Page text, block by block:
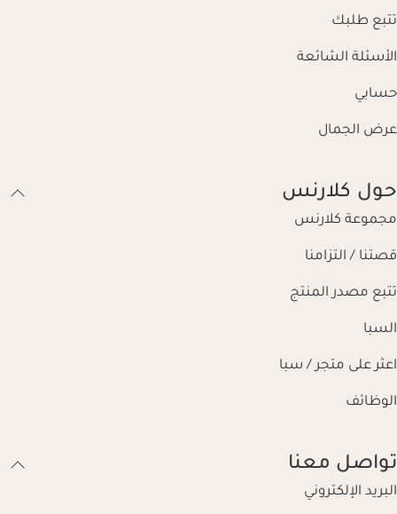
تتبع طلبك
الأسئلة الشائعة
حسابي
عرض الجمال
حول كلارنس
مجموعة كلارنس
قصتنا / التزامنا
تتبع مصدر المنتج
السبا
اعثر على متجر / سبا
الوظائف
تواصل معنا
البريد الإلكتروني